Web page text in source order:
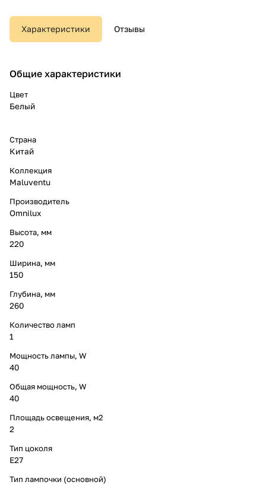
Характеристики Отзывы
Общие характеристики
Цвет
Белый
Страна
Китай
Коллекция
Maluventu
Производитель
Omnilux
Высота, мм
220
Ширина, мм
150
Глубина, мм
260
Количество ламп
1
Мощность лампы, W
40
Общая мощность, W
40
Площадь освещения, м2
2
Тип цоколя
E27
Тип лампочки (основной)